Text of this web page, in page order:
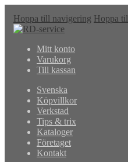
Hoppa till navigering Hoppa
Mitt konto
Varukorg
Till kassan
Svenska
Köpvillkor
Verkstad
Tips & trix
Kataloger
Företaget
Kontakt